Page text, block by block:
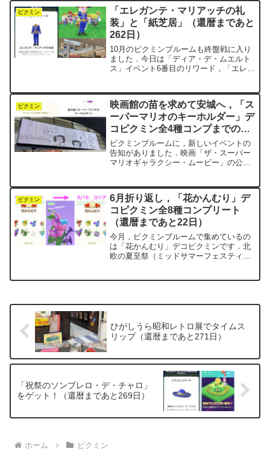
でいるから，月の光がいちばんクリアに
見える．② 秋の月はち...
ピクミン
「エレガンテ・マリアッチの礼
装」と「紙芝居」（還暦まであと
262日）
10月のピクミンブルームも終盤戦に入り
ました．今日は「ディア・デ・ムエルト
ス」イベント6番目のリワード，「エレガ
うときはじぴおに相談です．
elegante（エレガンテ）...
ピクミン
映画館の苗を求めて安城へ，「ス
ーパーマリオのキーホルダー」デ
コピクミン全4種コンプまでの道
のり（還暦まであと67日）
ピクミンブルームに，新しいイベントの
告知がありました．映画「ザ・スーパー
マリオギャラクシー・ムービー」の公開
場するというものです．最初はイベント
の流れがよくわからず，n...
ピクミン
6月折り返し，「花かんむり」デ
コピクミン全8種コンプリート
（還暦まであと22日）
今月，ピクミンブルームで集めているの
は「花かんむり」デコピクミンです．北
欧の夏至祭（ミッドサマーフェスティバ
ひがしうら昭和レトロ展でタイムス
リップ（還暦まであと271日）
「祝祭のソンブレロ・デ・チャロ」
をゲット！（還暦まであと269日）
ホーム ピクミン